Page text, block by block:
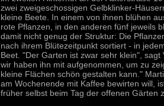
zwei zweigeschossigen Gelbklinker-
kleine Beete. In einem von ihnen blühen
rote Pflanzen, in den anderen fünf jeweils
damit nicht genug der Struktur: Die
nach ihrem Blütezeitpunkt sortiert - in
Beet. "Der Garten ist zwar sehr klein",
wir haben ihn mit aufgenommen, um zu
kleine Flächen schön gestalten kann."
am Wochenende mit Kaffee bewirten will,
früher selbst beim Tag der offenen Gärten